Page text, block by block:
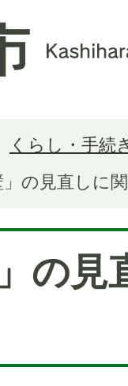
くらし・手続
」の見直しに
の